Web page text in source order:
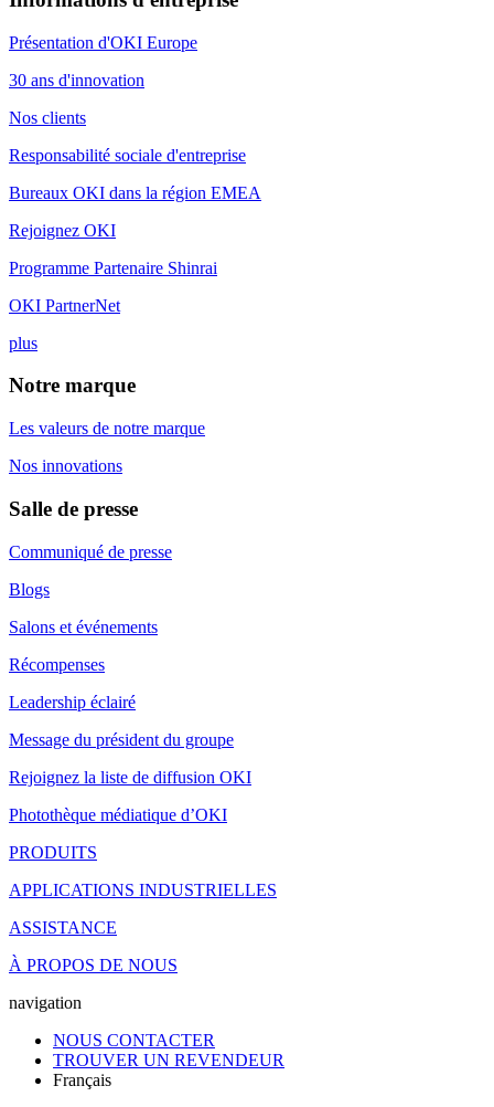
Présentation d'OKI Europe
30 ans d'innovation
Nos clients
Responsabilité sociale d'entreprise
Bureaux OKI dans la région EMEA
Rejoignez OKI
Programme Partenaire Shinrai
OKI PartnerNet
plus
Notre marque
Les valeurs de notre marque
Nos innovations
Salle de presse
Communiqué de presse
Blogs
Salons et événements
Récompenses
Leadership éclairé
Message du président du groupe
Rejoignez la liste de diffusion OKI
Photothèque médiatique d’OKI
PRODUITS
APPLICATIONS INDUSTRIELLES
ASSISTANCE
À PROPOS DE NOUS
navigation
NOUS CONTACTER
TROUVER UN REVENDEUR
Français